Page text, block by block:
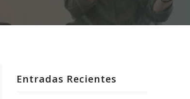
Entradas Recientes